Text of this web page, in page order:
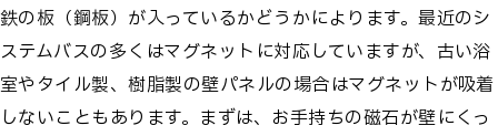
鉄の板（鋼板）が入っているかどうかによります。最近のシ
ステムバスの多くはマグネットに対応していますが、古い浴
室やタイル製、樹脂製の壁パネルの場合はマグネットが吸着
しないこともあります。まずは、お手持ちの磁石が壁にくっ